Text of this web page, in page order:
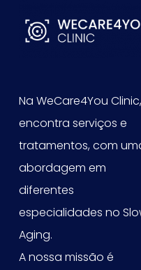
Na WeCare4You Clinic,
encontra serviços e
tratamentos, com
abordagem em
diferentes
especialidades no
Aging.
A nossa missão é